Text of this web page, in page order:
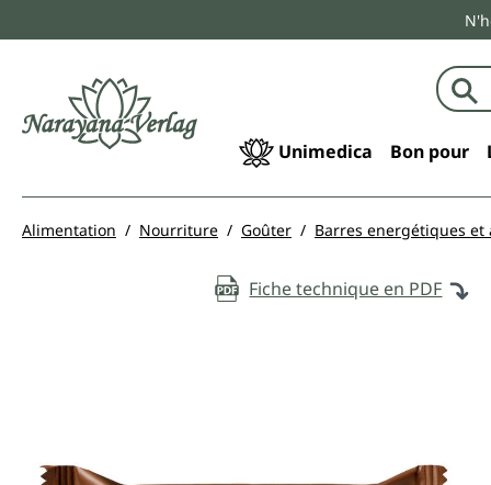
Unimedica Bon pour
Alimentation Nourriture Goûter Barres energétiques et
Fiche technique en PDF